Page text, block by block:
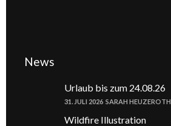
News
Urlaub bis zum 24.08.26
31. JULI 2026 SARAH HEUZEROTH
Wildfire Illustration